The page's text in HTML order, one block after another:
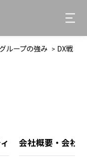
ループの強み
DX戦
会社概要・会社